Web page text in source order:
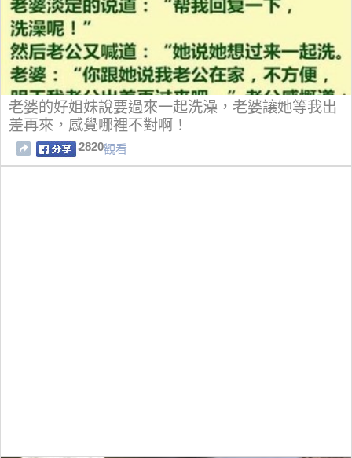
老婆的好姐妹說要過來一起洗澡，老婆讓她等我出
差再來，感覺哪裡不對啊！
2820觀看